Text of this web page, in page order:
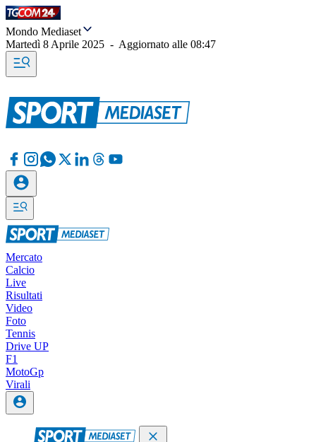
Mondo Mediaset
Martedì 8 Aprile 2025 - Aggiornato alle 08:47
Mercato
Calcio
Live
Risultati
Video
Foto
Tennis
Drive UP
F1
MotoGp
Virali